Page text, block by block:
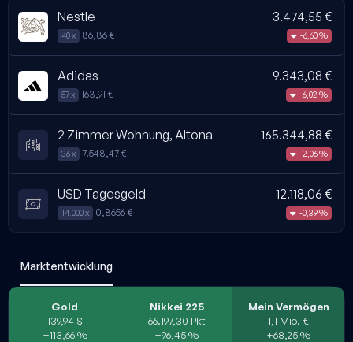
Nestle 3.474,55 €
40 x 86,86 € -6,60 %
Adidas 9.343,08 €
57 x 163,91 € -6,02 %
2 Zimmer Wohnung, Altona 165.344,88 €
36 x 7.548,47 € -2,06 %
USD Tagesgeld 12.118,06 €
14.000 x 0,8656 € -0,39 %
Marktentwicklung
Gold
139,94 $
+113,66 %
Nikkei 225
66.197,30 Pkt
+96,45 %
Mein Vermögen
1,1 Mio. €
+68,25 %